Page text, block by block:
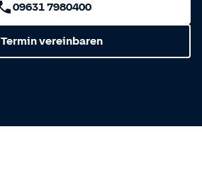
09631 7980400
Termin vereinbaren